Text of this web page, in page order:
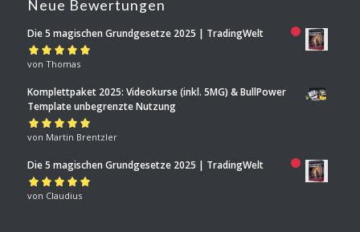
Neue Bewertungen
Die 5 magischen Grundgesetze 2025 | TradingWelt
Bewertet mit
von Thomas
Komplettpaket 2025: Videokurse (inkl. 5MG) & BullPower
Template unbegrenzte Nutzung
Bewertet mit5
von Martin Brentzler
Die 5 magischen Grundgesetze 2025 | TradingWelt
Bewertet mit
von Claudius